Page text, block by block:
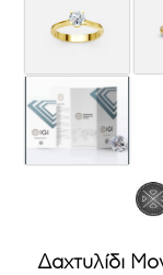
Δαχτυλίδι